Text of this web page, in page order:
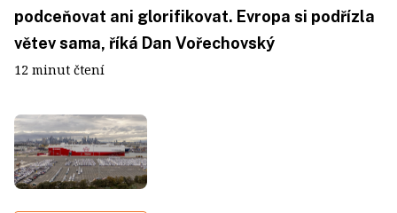
podceňovat ani glorifikovat. Evropa si podřízla
větev sama, říká Dan Vořechovský
12 minut čtení